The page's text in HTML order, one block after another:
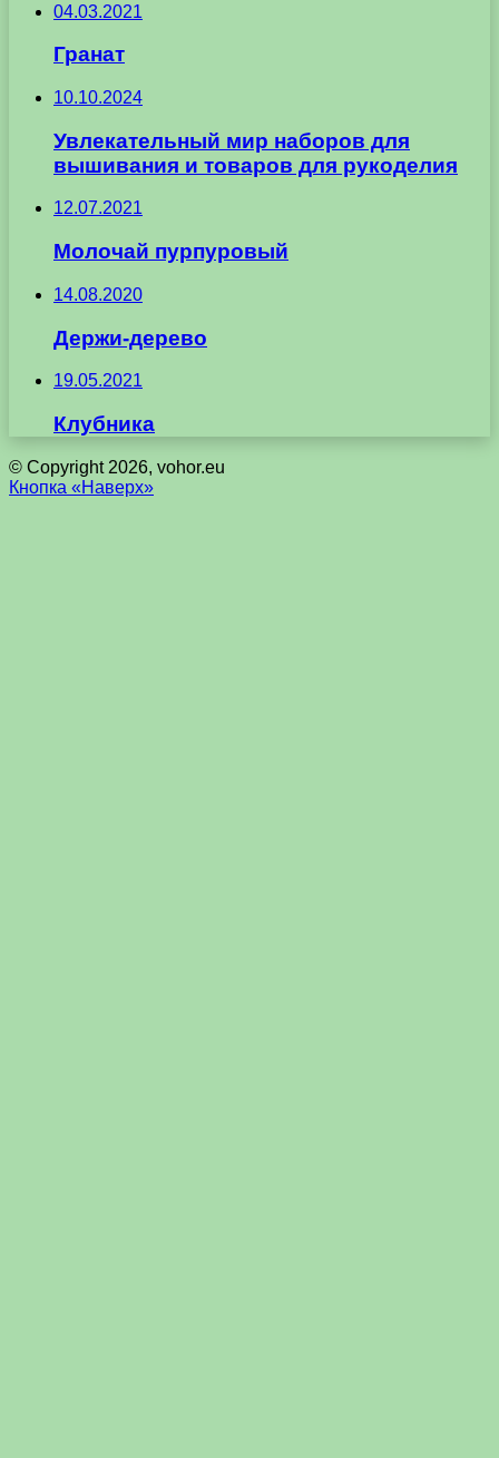
04.03.2021
Гранат
10.10.2024
Увлекательный мир наборов для
вышивания и товаров для рукоделия
12.07.2021
Молочай пурпуровый
14.08.2020
Держи-дерево
19.05.2021
Клубника
© Copyright 2026, vohor.eu
Кнопка «Наверх»